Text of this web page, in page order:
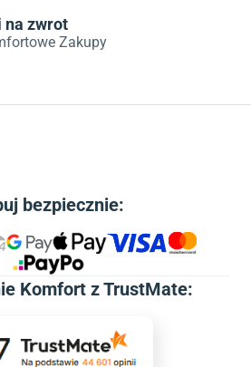
na zwrot
Zakupy
bezpiecznie:
Komfort z TrustMate: